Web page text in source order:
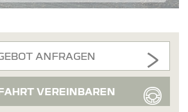
ANFRAGEN
VEREINBAREN